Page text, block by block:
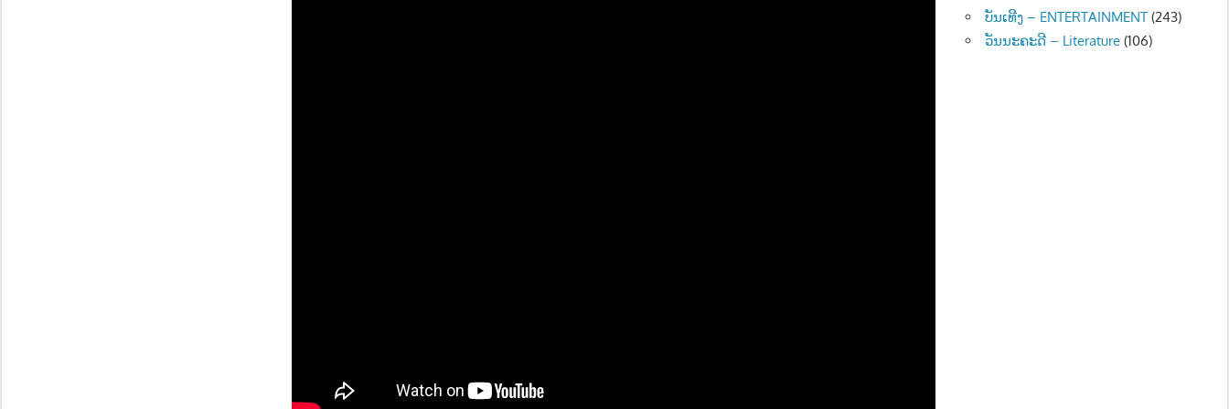
ບັນເທີງ – ENTERTAINMENT (243)
ວັນນະຄະດີ – Literature (106)